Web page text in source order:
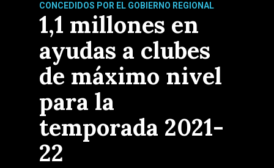
CONCEDIDOS POR EL GOBIERNO REGIONAL
1,1 millones en
ayudas a clubes
de máximo nivel
para la
temporada 2021-
22